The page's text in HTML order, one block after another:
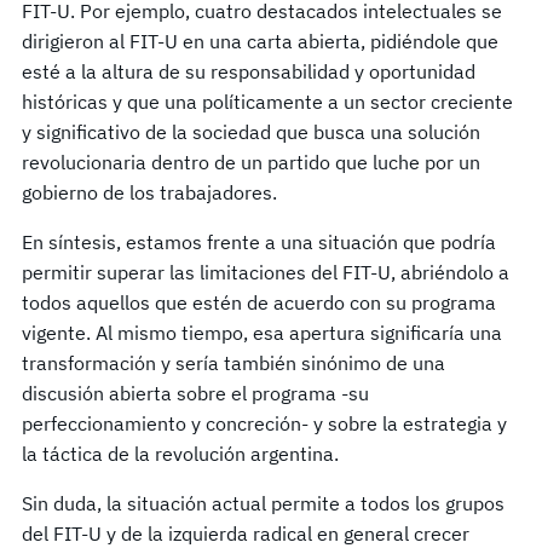
FIT-U. Por ejemplo, cuatro destacados intelectuales se
dirigieron al FIT-U en una carta abierta, pidiéndole que
esté a la altura de su responsabilidad y oportunidad
históricas y que una políticamente a un sector creciente
y significativo de la sociedad que busca una solución
revolucionaria dentro de un partido que luche por un
gobierno de los trabajadores.
En síntesis, estamos frente a una situación que podría
permitir superar las limitaciones del FIT-U, abriéndolo a
todos aquellos que estén de acuerdo con su programa
vigente. Al mismo tiempo, esa apertura significaría una
transformación y sería también sinónimo de una
discusión abierta sobre el programa -su
perfeccionamiento y concreción- y sobre la estrategia y
la táctica de la revolución argentina.
Sin duda, la situación actual permite a todos los grupos
del FIT-U y de la izquierda radical en general crecer